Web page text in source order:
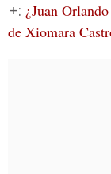
+: ¿Juan
de Xiomara